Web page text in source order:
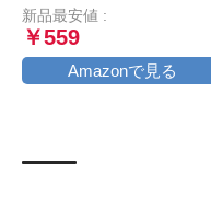
新品最安値 :
￥559
Amazonで見る